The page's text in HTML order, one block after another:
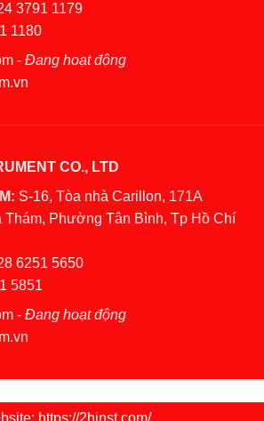
3791 1179
1180
- Đang hoạt động
CO., LTD
S-16, Tòa nhà Carillon, 171A
Phường Tân Bình, Tp Hồ Chí
6251 5650
5851
- Đang hoạt động